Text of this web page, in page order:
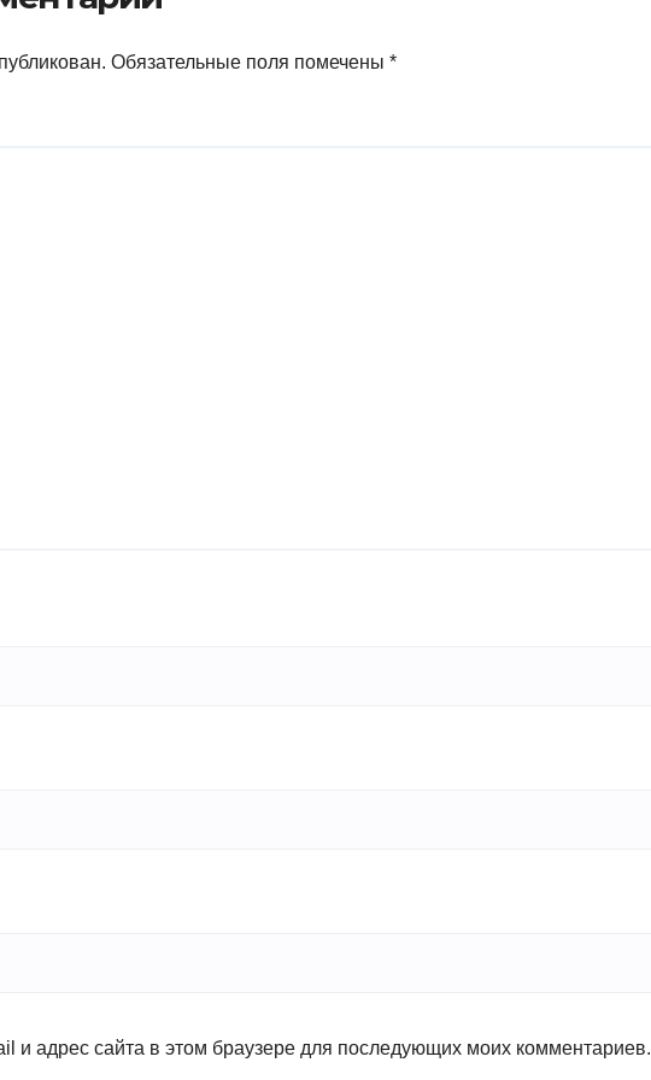
Обязательные поля помечены *
и адрес сайта в этом браузере для последующих моих комментариев.